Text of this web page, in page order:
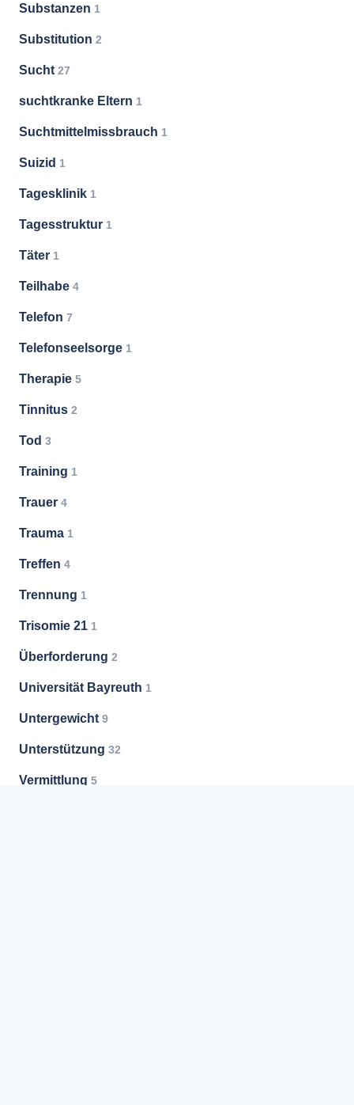
Substanzen 1
Substitution 2
Sucht 27
suchtkranke Eltern 1
Suchtmittelmissbrauch 1
Suizid 1
Tagesklinik 1
Tagesstruktur 1
Täter 1
Teilhabe 4
Telefon 7
Telefonseelsorge 1
Therapie 5
Tinnitus 2
Tod 3
Training 1
Trauer 4
Trauma 1
Treffen 4
Trennung 1
Trisomie 21 1
Überforderung 2
Universität Bayreuth 1
Untergewicht 9
Unterstützung 32
Vermittlung 5